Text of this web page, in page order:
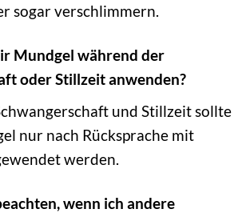
sogar verschlimmern.
Mundgel während der
oder Stillzeit anwenden?
und Stillzeit sollte
nur nach Rücksprache mit
werden.
wenn ich andere